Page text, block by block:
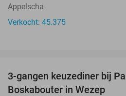
Appelscha
Verkocht: 45.375
3-gangen keuzediner bij
Boskabouter in Wezep